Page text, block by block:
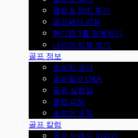
클럽 & 장비 후기
골프패션 리뷰
핸디캡 1홀 정복하기
나만의 리뷰 쓰기
골프 정보
초보자 코너
골퍼들의 Q&A
골프 실험실
클럽 피팅
골프의 규칙
골프 칼럼
골프 브랜드 이야기